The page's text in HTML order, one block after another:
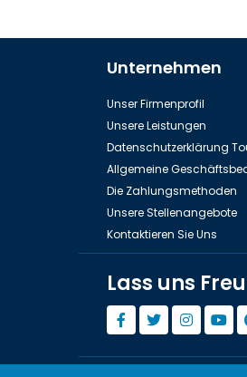
Unternehmen
Unser Firmenprofil
Unsere Leistungen
Datenschutzerklärung
Allgemeine
Die Zahlungsmethoden
Unsere Stellenangebote
Kontaktieren Sie Uns
Lass uns